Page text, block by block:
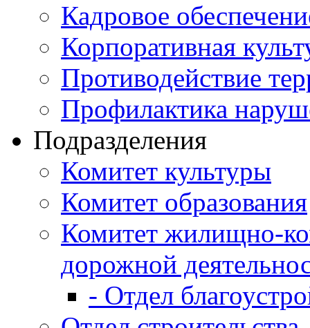
Кадровое
Корпоративная
Противодействие
Профилактика
Подразделения
Комитет культуры
Комитет образования
Комитет жилищно-
дорожной
- Отдел